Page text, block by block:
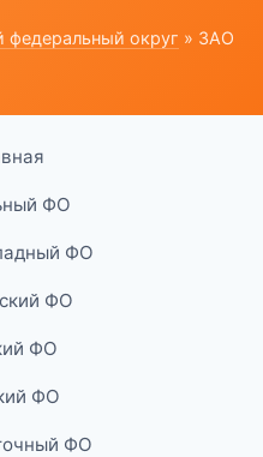
федеральный округ » ЗАО
ФО
ФО
ФО
ФО
ФО
ФО